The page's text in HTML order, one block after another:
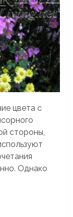
цвета с
стороны,
Однако